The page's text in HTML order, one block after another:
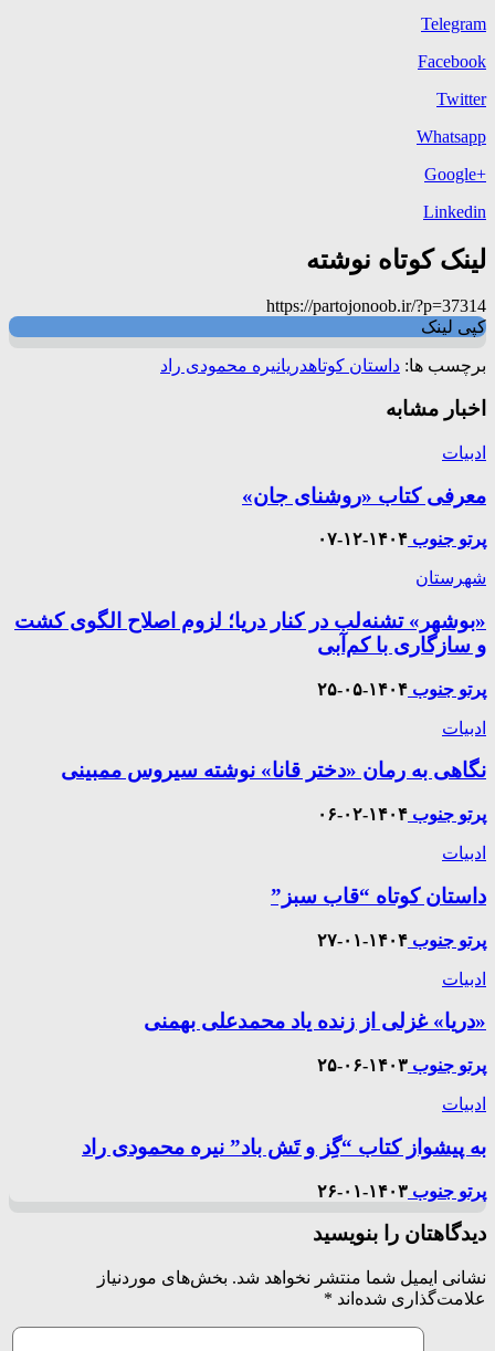
Telegram
Facebook
Twitter
Whatsapp
+Google
Linkedin
لینک کوتاه نوشته
https://partojonoob.ir/?p=37314
کپی لینک
برچسب ها: داستان کوتاهدریانیره محمودی راد
اخبار مشابه
ادبیات
معرفی کتاب «روشنای جان»
پرتو جنوب ۱۴۰۴-۱۲-۰۷
شهرستان
«بوشهر» تشنه‌لب در کنار دریا؛ لزوم اصلاح الگوی کشت
و سازگاری با کم‌آبی
پرتو جنوب ۱۴۰۴-۰۵-۲۵
ادبیات
نگاهی به رمان «دختر قانا» نوشته سیروس ممبینی
پرتو جنوب ۱۴۰۴-۰۲-۰۶
ادبیات
داستان کوتاه “قاب سبز”
پرتو جنوب ۱۴۰۴-۰۱-۲۷
ادبیات
«دریا» غزلی از زنده یاد محمدعلی بهمنی
پرتو جنوب ۱۴۰۳-۰۶-۲۵
ادبیات
به پیشواز کتاب “گِز و تَش باد” نیره محمودی راد
پرتو جنوب ۱۴۰۳-۰۱-۲۶
دیدگاهتان را بنویسید
نشانی ایمیل شما منتشر نخواهد شد. بخش‌های موردنیاز
علامت‌گذاری شده‌اند *